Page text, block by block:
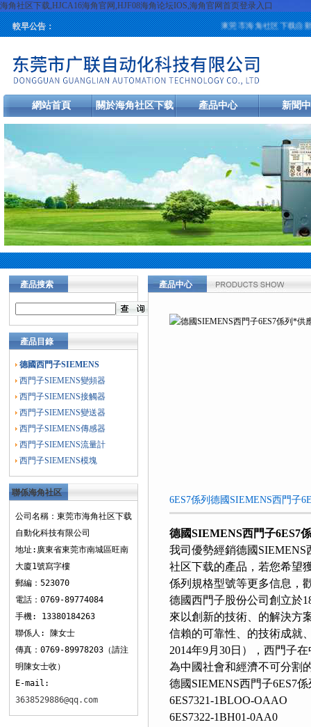
海角社区下载,HJCA16海角官网,HJF08海角论坛IOS,海角官网首页登录入口
較早公告： 東莞市海角社区下载自動化科技
網站首頁 關於海角社区下载 產品中心 新聞
產品搜索
產品目錄
德國西門子SIEMENS
西門子SIEMENS變頻器
西門子SIEMENS接觸器
西門子SIEMENS變送器
西門子SIEMENS傳感器
西門子SIEMENS流量計
西門子SIEMENS模塊
聯係海角社区
下载
公司名稱：東莞市海角社区下载
自動化科技有限公司
地址:廣東省東莞市南城區旺南
大廈1號寫字樓
郵編：523070
電話：0769-89774084
手機: 13380184263
聯係人: 陳女士
傳真：0769-89978203（請注
明陳女士收）
E-mail:
3638529886@qq.com
產品中心
6ES7係列德國SIEMENS西門子
德國SIEMENS西門子6ES7
我司優勢經銷德國SIEMENS
社区下载的產品，若您希望
係列規格型號等更多信息，
德國西門子股份公司創立於
來以創新的技術、的解決
信賴的可靠性、的技術成就
2014年9月30日），西門子
為中國社會和經濟不可分割的
德國SIEMENS西門子6ES7
6ES7321-1BLOO-OAAO
6ES7322-1BH01-0AA0